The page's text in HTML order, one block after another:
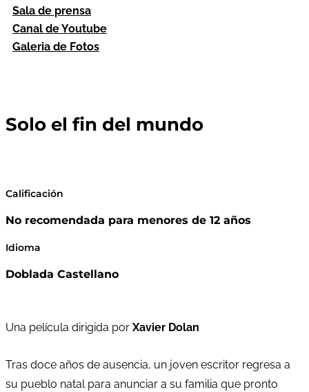
Sala de prensa
Canal de Youtube
Galeria de Fotos
Solo el fin del mundo
Calificación
No recomendada para menores de 12 años
Idioma
Doblada Castellano
Una película dirigida por Xavier Dolan
Tras doce años de ausencia, un joven escritor regresa a
su pueblo natal para anunciar a su familia que pronto